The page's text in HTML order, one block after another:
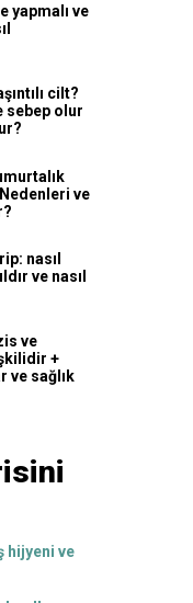
yapmalı ve
cilt?
sebep olur
ve
nasıl
ve nasıl
ve
+
ve sağlık
hijyeni ve